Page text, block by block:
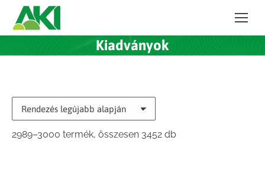
Kiadványok
2989–3000 termék, összesen 3452 dbSorted